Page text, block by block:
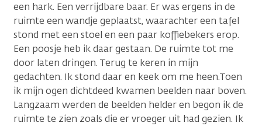
een hark. Een verrijdbare baar. Er was ergens in de
ruimte een wandje geplaatst, waarachter een tafel
stond met een stoel en een paar koffiebekers erop.
Een poosje heb ik daar gestaan. De ruimte tot me
door laten dringen. Terug te keren in mijn
gedachten. Ik stond daar en keek om me heen.Toen
ik mijn ogen dichtdeed kwamen beelden naar boven.
Langzaam werden de beelden helder en begon ik de
ruimte te zien zoals die er vroeger uit had gezien. Ik